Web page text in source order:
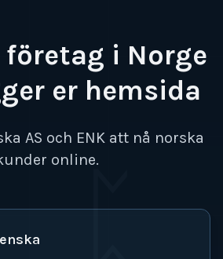
ᛈ
företag i Norge
er hemsida
AS och ENK att nå norska
online.